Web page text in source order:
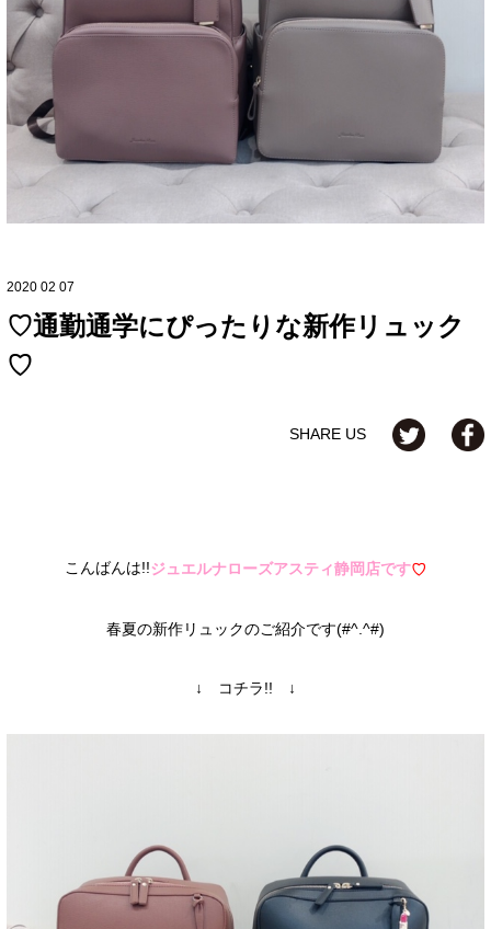
2020 02 07
♡通勤通学にぴったりな新作リュック
♡
SHARE US
こんばんは!!ジュエルナローズアスティ静岡店です♡
春夏の新作リュックのご紹介です(#^.^#)
↓ コチラ!! ↓